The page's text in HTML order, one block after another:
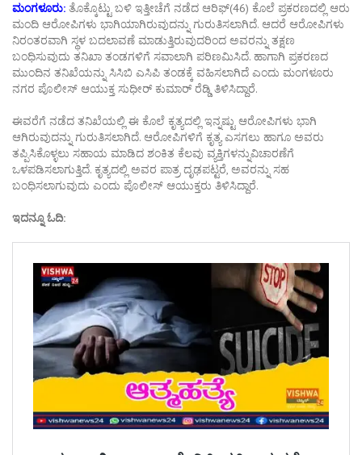
ಮಂಗಳೂರು: ತೊಕ್ಕೊಟ್ಟು ಬಳಿ ಇತ್ತೀಚೆಗೆ ನಡೆದ ಆರಿಫ್(46) ಕೊಲೆ ಪ್ರಕರಣದಲ್ಲಿ ಆರು
ಮಂದಿ ಆರೋಪಿಗಳು ಭಾಗಿಯಾಗಿರುವುದನ್ನು ಗುರುತಿಸಲಾಗಿದೆ. ಆದರೆ ಆರೋಪಿಗಳು
ನಿರಂತರವಾಗಿ ಸ್ಥಳ ಬದಲಾವಣೆ ಮಾಡುತ್ತಿರುವುದರಿಂದ ಅವರನ್ನು ತಕ್ಷಣ
ಬಂಧಿಸುವುದು ತನಿಖಾ ತಂಡಗಳಿಗೆ ಸವಾಲಾಗಿ ಪರಿಣಮಿಸಿದೆ. ಹಾಗಾಗಿ ಪ್ರಕರಣದ
ಮುಂದಿನ ತನಿಖೆಯನ್ನು ಸಿಸಿಬಿ ಎಸಿಪಿ ತಂಡಕ್ಕೆ ವಹಿಸಲಾಗಿದೆ ಎಂದು ಮಂಗಳೂರು
ನಗರ ಪೊಲೀಸ್ ಆಯುಕ್ತ ಸುಧೀರ್ ಕುಮಾರ್ ರೆಡ್ಡಿ ತಿಳಿಸಿದ್ದಾರೆ.
ಈವರೆಗೆ ನಡೆದ ತನಿಖೆಯಲ್ಲಿ ಈ ಕೊಲೆ ಕೃತ್ಯದಲ್ಲಿ ಇನ್ನಷ್ಟು ಆರೋಪಿಗಳು ಭಾಗಿ
ಆಗಿರುವುದನ್ನು ಗುರುತಿಸಲಾಗಿದೆ. ಆರೋಪಿಗಳಿಗೆ ಕೃತ್ಯ ಎಸಗಲು ಹಾಗೂ ಅವರು
ತಪ್ಪಿಸಿಕೊಳ್ಳಲು ಸಹಾಯ ಮಾಡಿದ ಶಂಕಿತ ಕೆಲವು ವ್ಯಕ್ತಿಗಳನ್ನುವಿಚಾರಣೆಗೆ
ಒಳಪಡಿಸಲಾಗುತ್ತಿದೆ. ಕೃತ್ಯದಲ್ಲಿ ಅವರ ಪಾತ್ರ ದೃಢಪಟ್ಟರೆ, ಅವರನ್ನು ಸಹ
ಬಂಧಿಸಲಾಗುವುದು ಎಂದು ಪೊಲೀಸ್ ಆಯುಕ್ತರು ತಿಳಿಸಿದ್ದಾರೆ.
ಇದನ್ನೂ ಓದಿ: